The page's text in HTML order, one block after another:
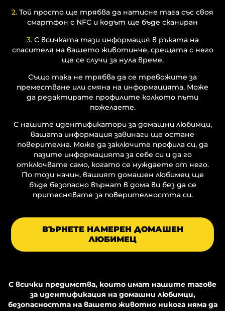
2. Той просто ще трябва да натисне тага със своя
смартфон с NFC и кодът ще бъде сканиран
3.С всичката тази информация в ръката на
спасителя на вашето животинче, срещата с него
ще се случи за нула време.
Също така не трябва да се тревожите за
преместване или смяна на информацията. Може
да редактирате профилите колкото пъти
пожелаете.
С нашите идентификатори за домашни любимци,
вашата информация завинаги ще остане
поверителна. Може да заключите профила си, да
пазите информацията за себе си и да го
отключвате само, когато се нуждаете от него.
По този начин, вашият домашен любимец ще
бъде безопасно върнат в дома ви без да се
притеснявате за поверителността си.
ВЪРНЕТЕ НАМЕРЕН ДОМАШЕН
ЛЮБИМЕЦ
С всички предимства, които имат нашите тагове
за идентификация на домашни любимци,
безопасността на вашето животно никога няма да